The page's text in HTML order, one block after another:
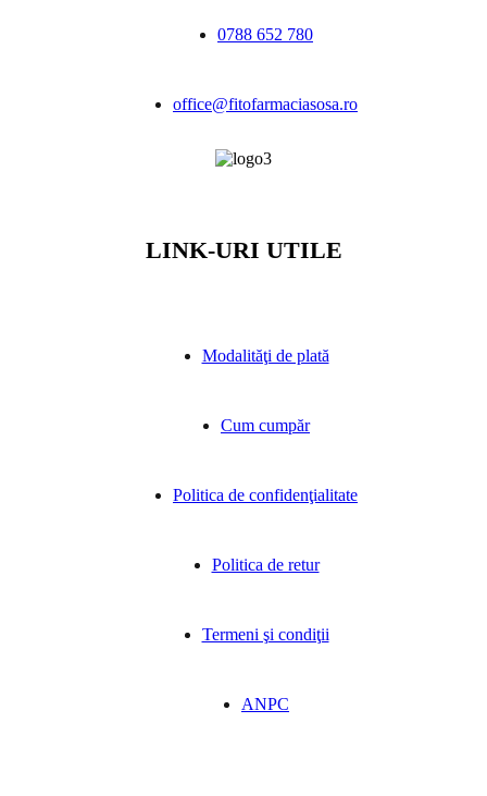
0788 652 780
office@fitofarmaciasosa.ro
LINK-URI UTILE
Modalităţi de plată
Cum cumpăr
Politica de confidenţialitate
Politica de retur
Termeni şi condiţii
ANPC